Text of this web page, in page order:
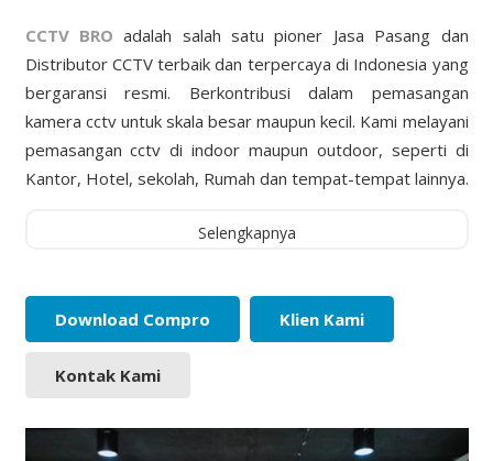
CCTV BRO adalah salah satu pioner Jasa Pasang dan
Distributor CCTV terbaik dan terpercaya di Indonesia yang
bergaransi resmi. Berkontribusi dalam pemasangan
kamera cctv untuk skala besar maupun kecil. Kami melayani
pemasangan cctv di indoor maupun outdoor, seperti di
Kantor, Hotel, sekolah, Rumah dan tempat-tempat lainnya.
Selengkapnya
Download Compro Klien Kami
Kontak Kami